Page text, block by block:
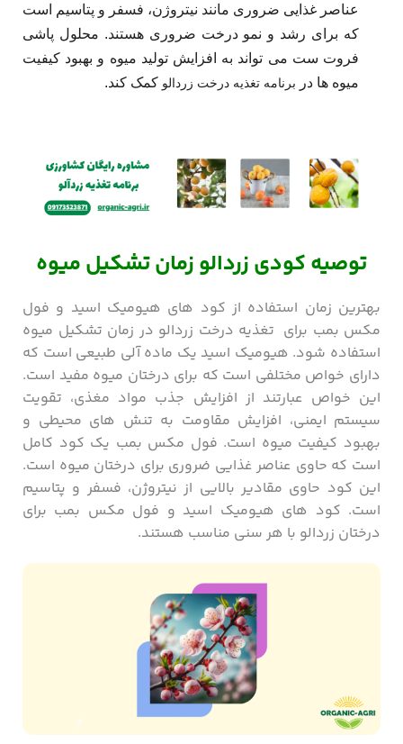
عناصر غذایی ضروری مانند نیتروژن، فسفر و پتاسیم است
که برای رشد و نمو درخت ضروری هستند. محلول پاشی
فروت ست می تواند به افزایش تولید میوه و بهبود کیفیت
میوه ها در برنامه تغذیه درخت زردالو کمک کند.
توصیه کودی زردالو زمان تشکیل میوه
بهترین زمان استفاده از کود های هیومیک اسید و فول
مکس بمب برای تغذیه درخت زردالو در زمان تشکیل میوه
استفاده شود. هیومیک اسید یک ماده آلی طبیعی است که
دارای خواص مختلفی است که برای درختان میوه مفید است.
این خواص عبارتند از افزایش جذب مواد مغذی، تقویت
سیستم ایمنی، افزایش مقاومت به تنش های محیطی و
بهبود کیفیت میوه است. فول مکس بمب یک کود کامل
است که حاوی عناصر غذایی ضروری برای درختان میوه است.
این کود حاوی مقادیر بالایی از نیتروژن، فسفر و پتاسیم
است. کود های هیومیک اسید و فول مکس بمب برای
درختان زردالو با هر سنی مناسب هستند.